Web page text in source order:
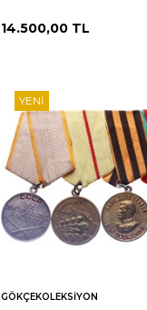
14.500,00 TL
YENI
Sepete
Ekle
GÖKÇEKOLEKSIYON